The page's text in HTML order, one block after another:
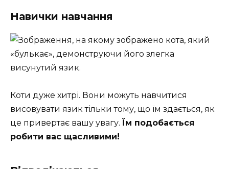
Навички навчання
Коти дуже хитрі. Вони можуть навчитися
висовувати язик тільки тому, що їм здається, як
це привертає вашу увагу.
Їм подобається
робити вас щасливими!